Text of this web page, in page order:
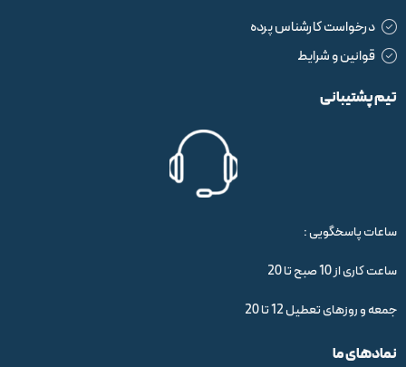
درخواست کارشناس پرده
قوانین و شرایط
تیم پشتیبانی
ساعات پاسخگویی :
ساعت کاری از 10 صبح تا 20
جمعه و روزهای تعطیل 12 تا 20
نمادهای ما